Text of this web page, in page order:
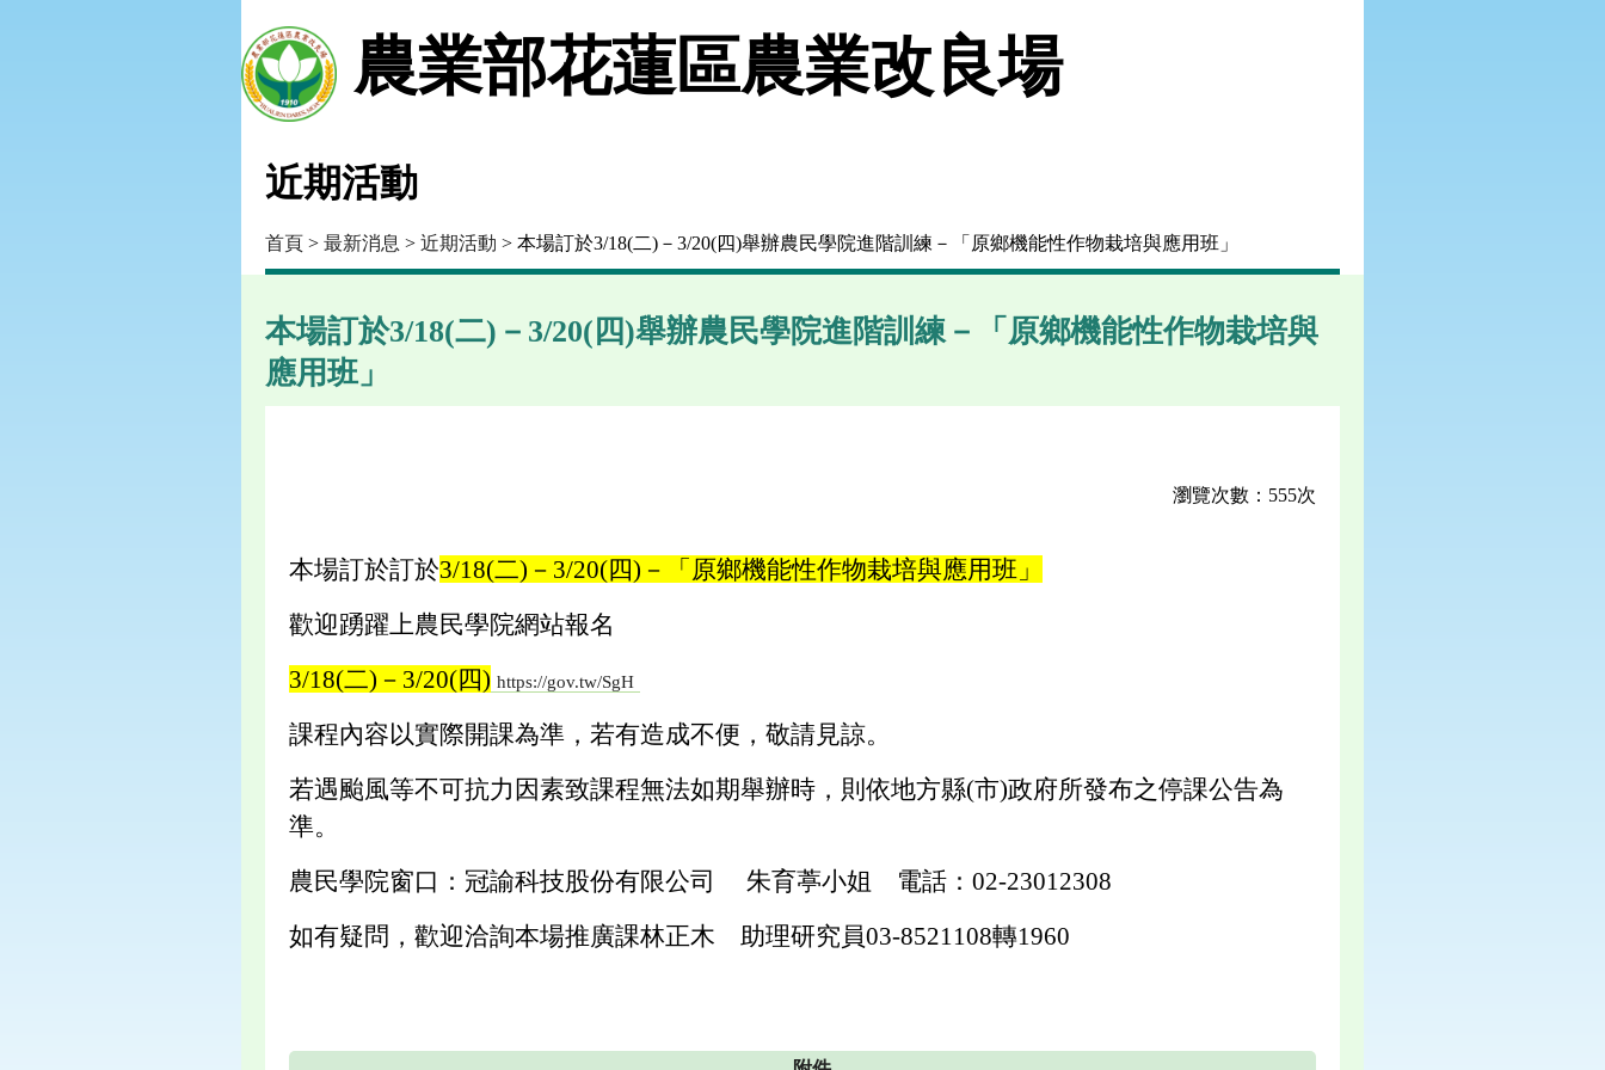
農業部花蓮區農業改良場
近期活動
首頁 > 最新消息 > 近期活動 > 本場訂於3/18(二)－3/20(四)舉辦農民學院進階訓練－「原鄉機能性作物栽培與應用班」
本場訂於3/18(二)－3/20(四)舉辦農民學院進階訓練－「原鄉機能性作物栽培與
應用班」
瀏覽次數：555次
本場訂於訂於3/18(二)－3/20(四)－「原鄉機能性作物栽培與應用班」
歡迎踴躍上農民學院網站報名
3/18(二)－3/20(四) https://gov.tw/SgH
課程內容以實際開課為準，若有造成不便，敬請見諒。
若遇颱風等不可抗力因素致課程無法如期舉辦時，則依地方縣(市)政府所發布之停課公告為
準。
農民學院窗口：冠諭科技股份有限公司 朱育葶小姐 電話：02-23012308
如有疑問，歡迎洽詢本場推廣課林正木 助理研究員03-8521108轉1960